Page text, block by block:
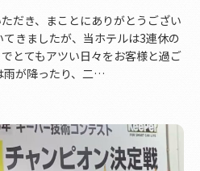
だき、まことにありがとうござい
きましたが、当ホテルは3連休の
とてもアツい日々をお客様と過ご
雨が降ったり、二…